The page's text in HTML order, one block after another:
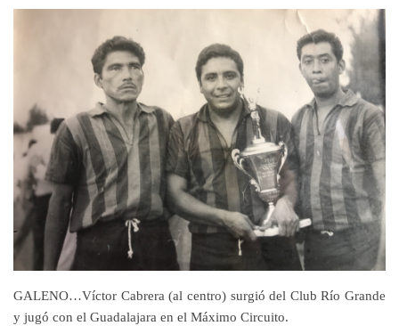
GALENO…Víctor Cabrera (al centro) surgió del Club Río Grande
y jugó con el Guadalajara en el Máximo Circuito.